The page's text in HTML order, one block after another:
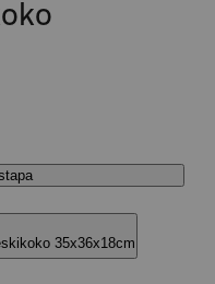
35x36x18cm